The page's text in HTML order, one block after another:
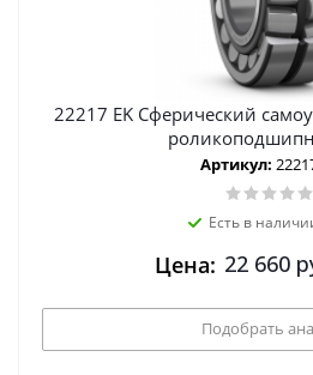
22217 EK Сферический
Артикул:
Есть в
Цена: 22 660
Подобрать